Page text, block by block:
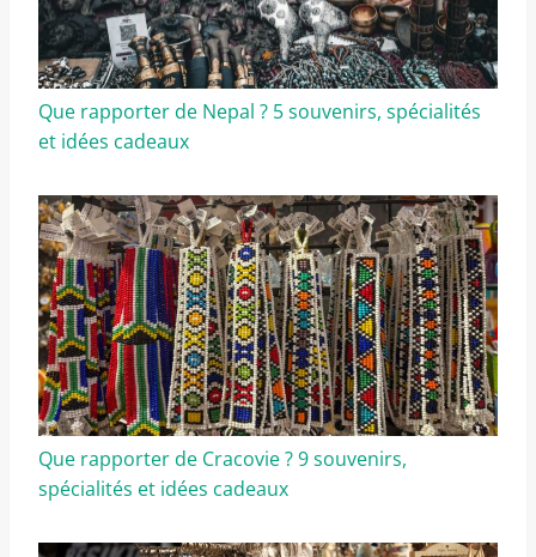
Que rapporter de Nepal ? 5 souvenirs, spécialités
et idées cadeaux
Que rapporter de Cracovie ? 9 souvenirs,
spécialités et idées cadeaux